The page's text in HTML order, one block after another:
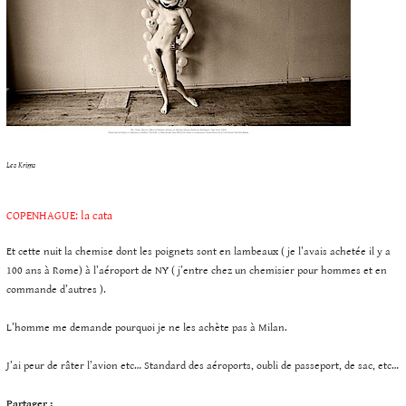
Les Krims
COPENHAGUE: la cata
Et cette nuit la chemise dont les poignets sont en lambeaux ( je l’avais achetée il y a
100 ans à Rome) à l’aéroport de NY ( j’entre chez un chemisier pour hommes et en
commande d’autres ).
L’homme me demande pourquoi je ne les achète pas à Milan.
J’ai peur de râter l’avion etc… Standard des aéroports, oubli de passeport, de sac, etc…